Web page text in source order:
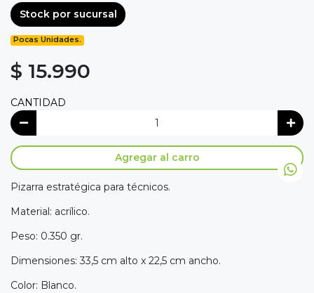
Stock por sucursal
Pocas Unidades.
$ 15.990
CANTIDAD
Agregar al carro
Pizarra estratégica para técnicos.
Material: acrílico.
Peso: 0.350 gr.
Dimensiones: 33,5 cm alto x 22,5 cm ancho.
Color: Blanco.